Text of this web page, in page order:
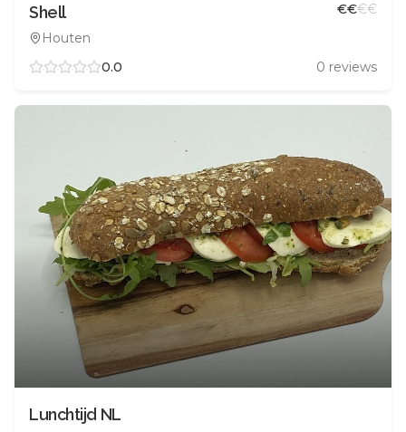
Shell
Houten
€€€€
0.0 0 reviews
Lunchtijd NL